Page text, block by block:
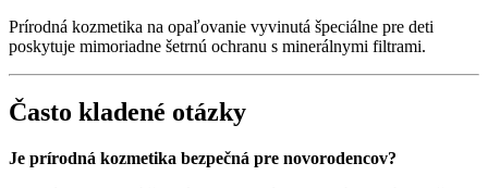
Prírodná kozmetika na opaľovanie vyvinutá špeciálne pre deti
poskytuje mimoriadne šetrnú ochranu s minerálnymi filtrami.
Často kladené otázky
Je prírodná kozmetika bezpečná pre novorodencov?